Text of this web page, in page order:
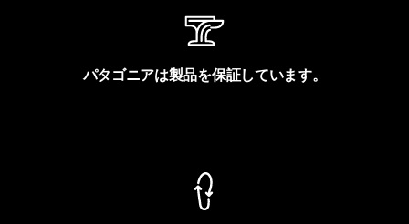
パタゴニアは製品を保証しています。